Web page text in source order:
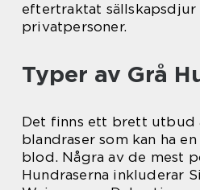
eftertraktat sällskapsdjur
privatpersoner.
Typer av Grå
Det finns ett brett utbud
blandraser som kan ha
blod. Några av de mest
Hundraserna inkluderar